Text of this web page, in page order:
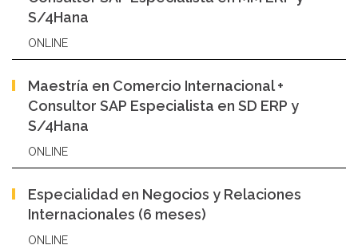
S/4Hana
ONLINE
Maestría en Comercio Internacional +
Consultor SAP Especialista en SD ERP y
S/4Hana
ONLINE
Especialidad en Negocios y Relaciones
Internacionales (6 meses)
ONLINE